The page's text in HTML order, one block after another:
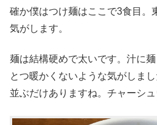
確か僕はつけ麺はここで3食目。
気がします。
麺は結構硬めで太いです。汁に
とつ暖かくないような気がしま
並ぶだけありますね。チャーシ